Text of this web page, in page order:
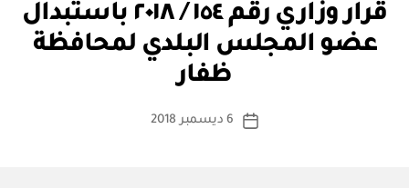
ار
قرار وزاري رقم ١٥٤ / ٢٠١٨ باستبدال
عضو المجلس البلدي لمحافظة
ظفار
كاتب
بو
ة
تاريخ
6 ديسمبر 2018